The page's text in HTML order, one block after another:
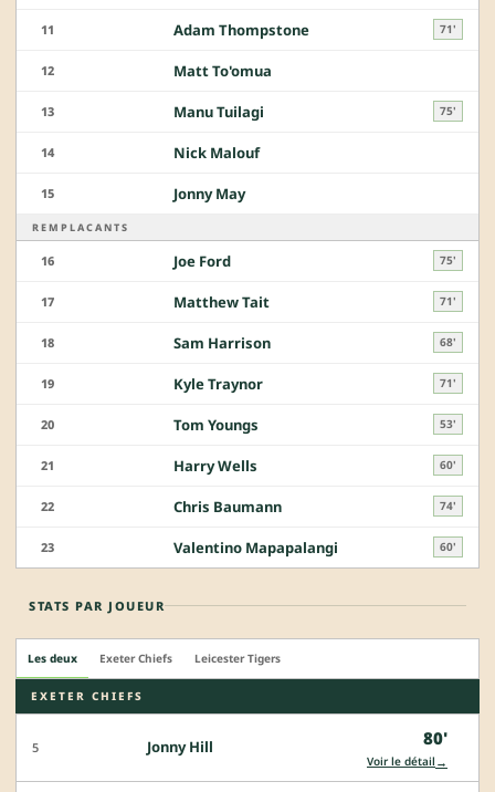
11 Adam Thompstone 71'
12 Matt To'omua
13 Manu Tuilagi 75'
14 Nick Malouf
15 Jonny May
REMPLACANTS
16 Joe Ford 75'
17 Matthew Tait 71'
18 Sam Harrison 68'
19 Kyle Traynor 71'
20 Tom Youngs 53'
21 Harry Wells 60'
22 Chris Baumann 74'
23 Valentino Mapapalangi 60'
STATS PAR JOUEUR
Les deux Exeter Chiefs Leicester Tigers
EXETER CHIEFS
5 Jonny Hill 80'
Voir le détail →